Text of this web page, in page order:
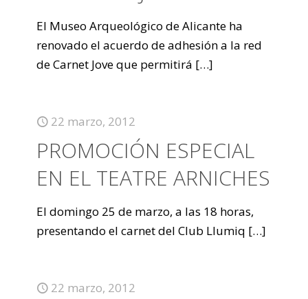
El Museo Arqueológico de Alicante ha
renovado el acuerdo de adhesión a la red
de Carnet Jove que permitirá […]
22 marzo, 2012
PROMOCIÓN ESPECIAL
EN EL TEATRE ARNICHES
El domingo 25 de marzo, a las 18 horas,
presentando el carnet del Club Llumiq […]
22 marzo, 2012